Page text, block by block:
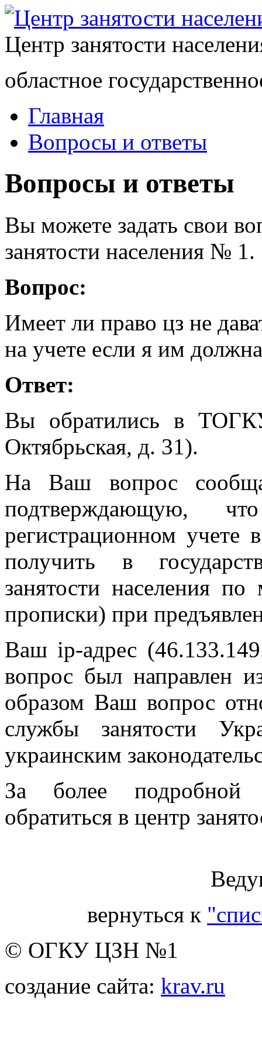
Центр занятости
областное
Главная
Вопросы и ответы
Вопросы и ответы
Вы можете задать свои
занятости населения № 1.
Вопрос:
Имеет ли право цз не
на учете если я им
Ответ:
Вы обратились в
Октябрьская, д. 31).
На Ваш вопрос
подтверждающую,
регистрационном учете
получить в
занятости населения
прописки) при
Ваш ip-адрес
вопрос был направлен
образом Ваш вопрос
службы занятости
украинским
За более подробной
обратиться в центр
вернуться к
© ОГКУ ЦЗН №1
создание сайта: krav.ru